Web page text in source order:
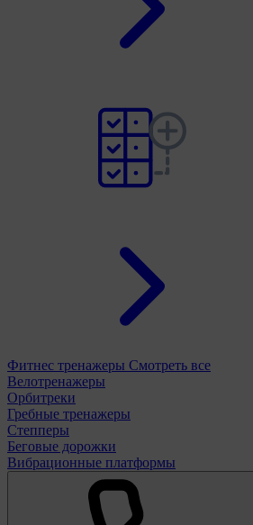
Фитнес тренажеры Смотреть все
Велотренажеры
Орбитреки
Гребные тренажеры
Степперы
Беговые дорожки
Вибрационные платформы